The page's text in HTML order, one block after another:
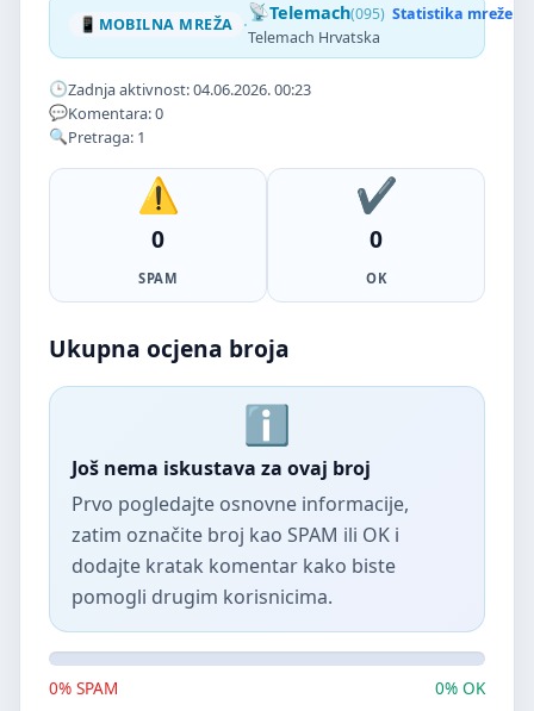
MOBILNA MREŽA · Telemach(095) Statistika mreže
Telemach Hrvatska
Zadnja aktivnost: 04.06.2026. 00:23
Komentara: 0
Pretraga: 1
0
SPAM
0
OK
Ukupna ocjena broja
Još nema iskustava za ovaj broj
Prvo pogledajte osnovne informacije,
zatim označite broj kao SPAM ili OK i
dodajte kratak komentar kako biste
pomogli drugim korisnicima.
0% SPAM 0% OK